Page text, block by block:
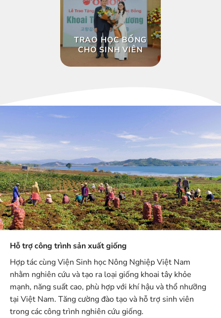
TRAO HỌC BỔNG
CHO SINH VIÊN
Hỗ trợ công trình sản xuất giống
Hợp tác cùng Viện Sinh học Nông Nghiệp Việt Nam
nhằm nghiên cứu và tạo ra loại giống khoai tây khỏe
mạnh, năng suất cao, phù hợp với khí hậu và thổ nhưỡng
tại Việt Nam. Tăng cường đào tạo và hỗ trợ sinh viên
trong các công trình nghiên cứu giống.